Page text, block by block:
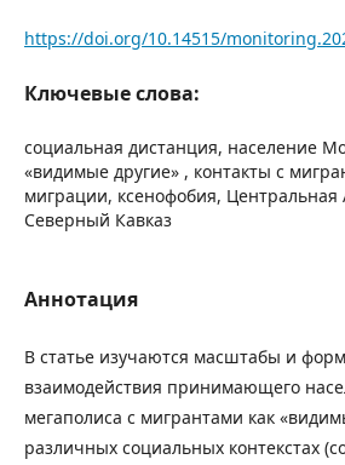
https://doi.org/10.14515/
Ключевые слова:
социальная дистанция, население
«видимые другие» , контакты с
миграции, ксенофобия, Центральная
Северный Кавказ
Аннотация
В статье изучаются масштабы и
взаимодействия принимающего
мегаполиса с мигрантами как
различных социальных контекстах